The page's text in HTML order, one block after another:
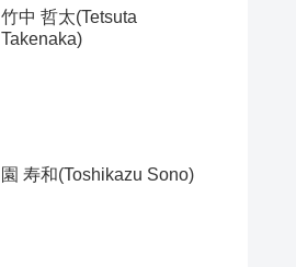
竹中 哲太(Tetsuta
Takenaka)
園 寿和(Toshikazu Sono)